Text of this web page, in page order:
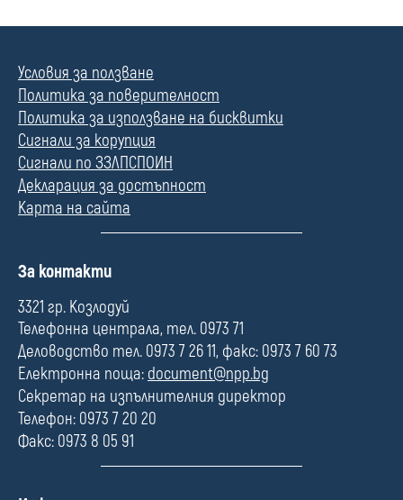
Условия за ползване
Политика за поверителност
Политика за използване на бисквитки
Сигнали за корупция
Сигнали по ЗЗЛПСПОИН
Декларация за достъпност
Карта на сайта
П
л
е
За контакти
3321 гр. Козлодуй
Телефонна централа, тел. 0973 71
Деловодство тел. 0973 7 26 11, факс: 0973 7 60 73
Електронна поща: document@npp.bg
Секретар на изпълнителния директор
Телефон: 0973 7 20 20
Факс: 0973 8 05 91